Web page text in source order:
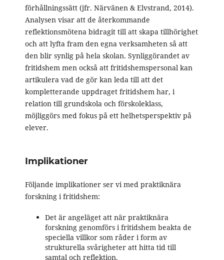
förhållningssätt (jfr. Närvänen & Elvstrand, 2014).
Analysen visar att de återkommande
reflektionsmötena bidragit till att skapa tillhörighet
och att lyfta fram den egna verksamheten så att
den blir synlig på hela skolan. Synliggörandet av
fritidshem men också att fritidshemspersonal kan
artikulera vad de gör kan leda till att det
kompletterande uppdraget fritidshem har, i
relation till grundskola och förskoleklass,
möjliggörs med fokus på ett helhetsperspektiv på
elever.
Implikationer
Följande implikationer ser vi med praktiknära
forskning i fritidshem:
Det är angeläget att när praktiknära
forskning genomförs i fritidshem beakta de
speciella villkor som råder i form av
strukturella svårigheter att hitta tid till
samtal och reflektion.